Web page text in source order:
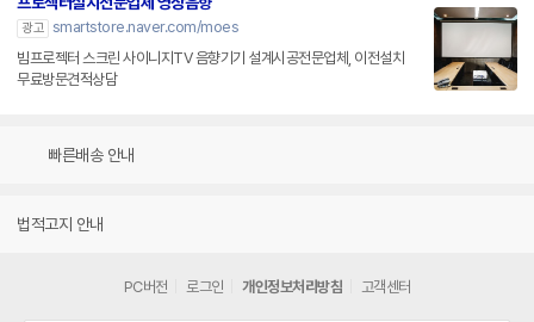
광고 smartstore.naver.com/moes
빔프로젝터 스크린 사이니지TV 음향기기 설계시공전문업체, 이전설치
무료방문견적상담
빠른배송 안내
법적고지 안내
PC버전 로그인 개인정보처리방침 고객센터